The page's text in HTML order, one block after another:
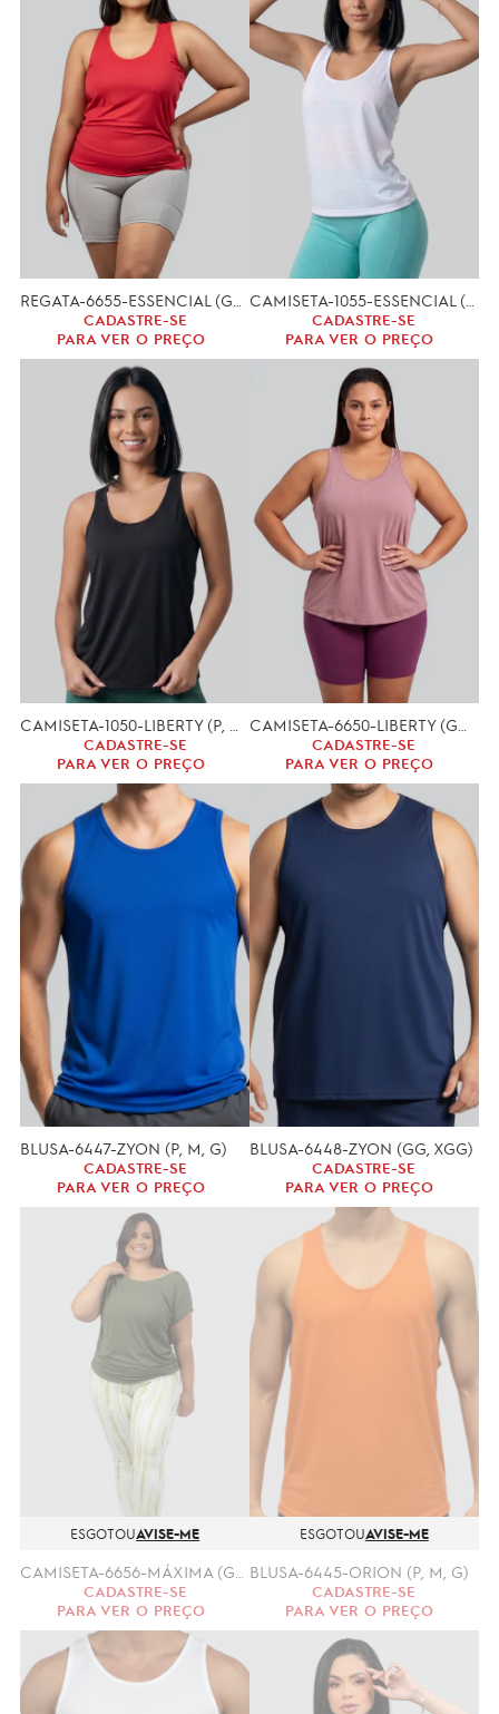
CADASTRE-SE
PARA VER O PREÇO
CADASTRE-SE
PARA VER O PREÇO
CADASTRE-SE
PARA VER O PREÇO
CADASTRE-SE
PARA VER O PREÇO
BLUSA-6447-ZYON (P, M, G)
CADASTRE-SE
PARA VER O PREÇO
BLUSA-6448-ZYON (GG, XGG)
CADASTRE-SE
PARA VER O PREÇO
ESGOTOUAVISE-ME
CADASTRE-SE
PARA VER O PREÇO
ESGOTOUAVISE-ME
BLUSA-6445-ORION (P, M, G)
CADASTRE-SE
PARA VER O PREÇO